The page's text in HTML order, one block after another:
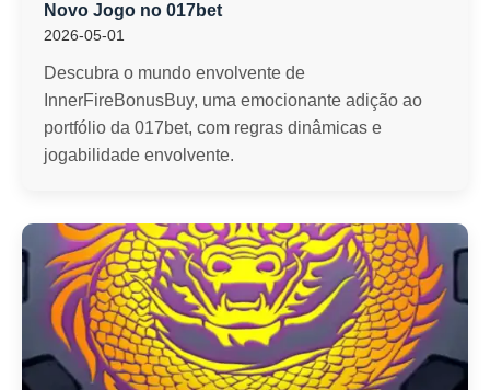
Novo Jogo no 017bet
2026-05-01
Descubra o mundo envolvente de
InnerFireBonusBuy, uma emocionante adição ao
portfólio da 017bet, com regras dinâmicas e
jogabilidade envolvente.